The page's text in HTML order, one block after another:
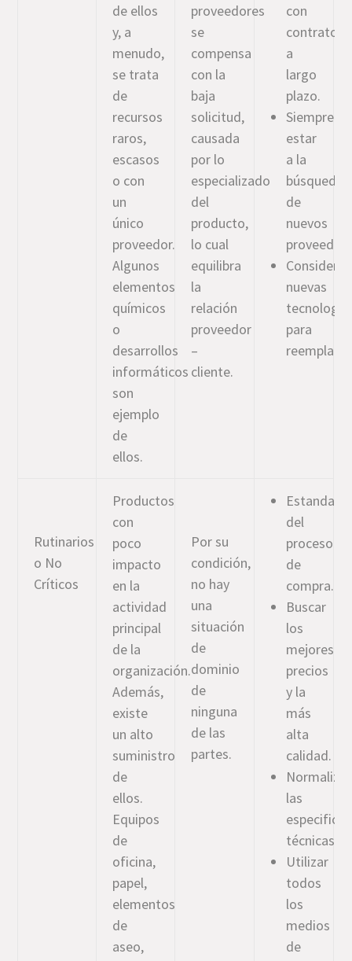
de ellos
y, a
menudo,
se trata
de
recursos
raros,
escasos
o con
un
único
proveedor.
Algunos
elementos
químicos
o
desarrollos
informáticos
son
ejemplo
de
ellos.
proveedores
se
compensa
con la
baja
solicitud,
causada
por lo
especializado
del
producto,
lo cual
equilibra
la
relación
proveedor
–
cliente.
con
contratos
a
largo
plazo.
Siempre
estar
a la
búsqueda
de
nuevos
Considerar
nuevas
para
Rutinarios
o No
Críticos
Productos
con
poco
impacto
en la
actividad
principal
de la
organización.
Además,
existe
un alto
suministro
de
ellos.
Equipos
de
oficina,
papel,
elementos
de
aseo,
Por su
condición,
no hay
una
situación
de
dominio
de
ninguna
de las
partes.
del
proceso
de
compra.
Buscar
los
mejores
precios
y la
más
alta
calidad.
Normalizar
las
técnicas.
Utilizar
todos
los
medios
de